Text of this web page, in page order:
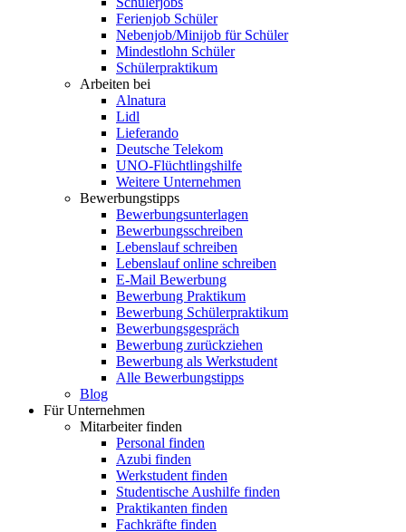
Ferienjob Schüler
Nebenjob/Minijob für Schüler
Mindestlohn Schüler
Schülerpraktikum
Arbeiten bei
Alnatura
Lidl
Lieferando
Deutsche Telekom
UNO-Flüchtlingshilfe
Weitere Unternehmen
Bewerbungstipps
Bewerbungsunterlagen
Bewerbungsschreiben
Lebenslauf schreiben
Lebenslauf online schreiben
E-Mail Bewerbung
Bewerbung Praktikum
Bewerbung Schülerpraktikum
Bewerbungsgespräch
Bewerbung zurückziehen
Bewerbung als Werkstudent
Alle Bewerbungstipps
Blog
Für Unternehmen
Mitarbeiter finden
Personal finden
Azubi finden
Werkstudent finden
Studentische Aushilfe finden
Praktikanten finden
Fachkräfte finden